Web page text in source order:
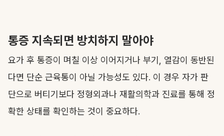
통증 지속되면 방치하지 말아야
요가 후 통증이 며칠 이상 이어지거나 부기, 열감이 동반된
다면 단순 근육통이 아닐 가능성도 있다. 이 경우 자가 판
단으로 버티기보다 정형외과나 재활의학과 진료를 통해 정
확한 상태를 확인하는 것이 중요하다.